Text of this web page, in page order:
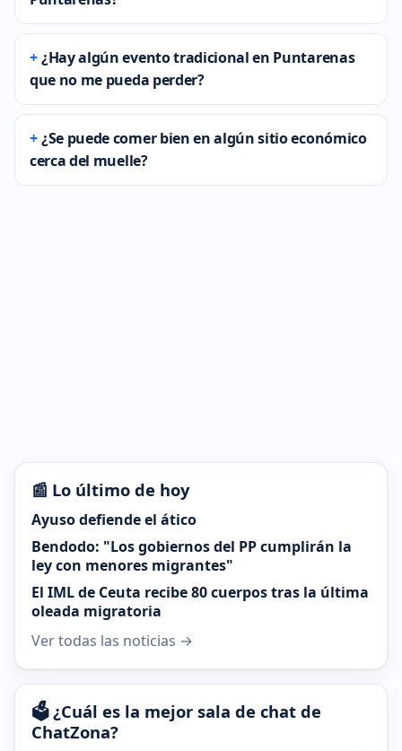
¿Hay algún evento tradicional en Puntarenas
que no me pueda perder?
¿Se puede comer bien en algún sitio económico
cerca del muelle?
📰 Lo último de hoy
Ayuso defiende el ático
Bendodo: "Los gobiernos del PP cumplirán la
ley con menores migrantes"
El IML de Ceuta recibe 80 cuerpos tras la última
oleada migratoria
Ver todas las noticias →
🗳️ ¿Cuál es la mejor sala de chat de
ChatZona?